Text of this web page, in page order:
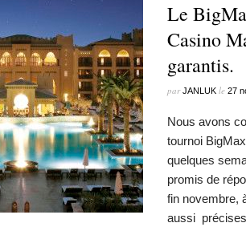
Le
Casino
garantis.
parJANLUK le 27
Nous avons
tournoi
quelques
promis de
fin novembre,
aussi